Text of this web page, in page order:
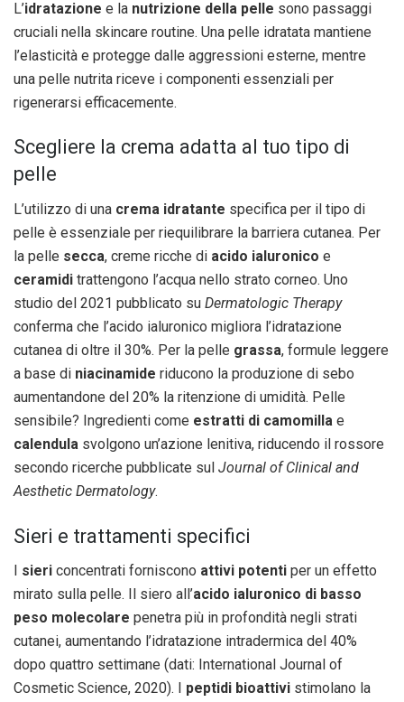
L’idratazione e la nutrizione della pelle sono passaggi
cruciali nella skincare routine. Una pelle idratata mantiene
l’elasticità e protegge dalle aggressioni esterne, mentre
una pelle nutrita riceve i componenti essenziali per
rigenerarsi efficacemente.
Scegliere la crema adatta al tuo tipo di
pelle
L’utilizzo di una crema idratante specifica per il tipo di
pelle è essenziale per riequilibrare la barriera cutanea. Per
la pelle secca, creme ricche di acido ialuronico e
ceramidi trattengono l’acqua nello strato corneo. Uno
studio del 2021 pubblicato su Dermatologic Therapy
conferma che l’acido ialuronico migliora l’idratazione
cutanea di oltre il 30%. Per la pelle grassa, formule leggere
a base di niacinamide riducono la produzione di sebo
aumentandone del 20% la ritenzione di umidità. Pelle
sensibile? Ingredienti come estratti di camomilla e
calendula svolgono un’azione lenitiva, riducendo il rossore
secondo ricerche pubblicate sul Journal of Clinical and
Aesthetic Dermatology.
Sieri e trattamenti specifici
sieri concentrati forniscono attivi potenti per un effetto
mirato sulla pelle. Il siero all’acido ialuronico di basso
peso molecolare penetra più in profondità negli strati
cutanei, aumentando l’idratazione intradermica del 40%
dopo quattro settimane (dati: International Journal of
Cosmetic Science, 2020). I peptidi bioattivi stimolano la